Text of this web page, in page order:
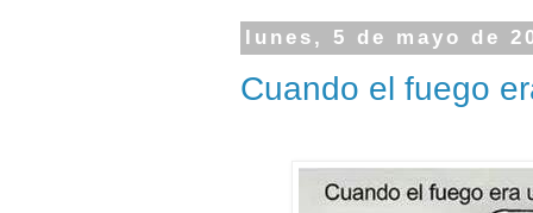
lunes, 5 de mayo de
Cuando el fuego